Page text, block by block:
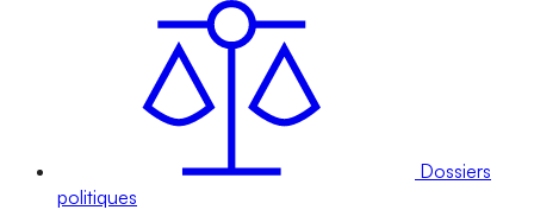
Dossiers
politiques